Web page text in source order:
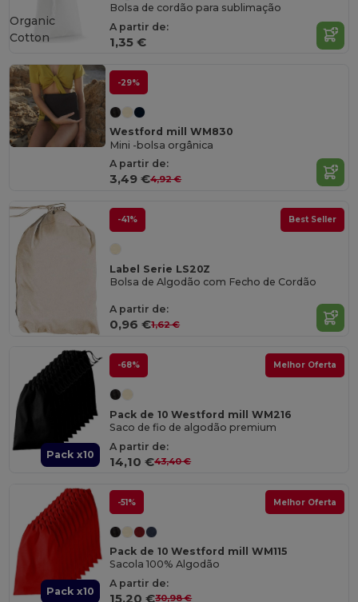
Bolsa de cordão para sublimação
A partir de:
1,35 €
Organic
Cotton
-29%
Westford mill WM830
Mini -bolsa orgânica
A partir de:
3,49 €4,92 €
-41% Best Seller
Label Serie LS20Z
Bolsa de Algodão com Fecho de Cordão
A partir de:
0,96 €1,62 €
Pack x10
-68% Melhor Oferta
Pack de 10 Westford mill WM216
Saco de fio de algodão premium
A partir de:
14,10 €43,40 €
Pack x10
-51% Melhor Oferta
Pack de 10 Westford mill WM115
Sacola 100% Algodão
A partir de:
15,20 €30,98 €